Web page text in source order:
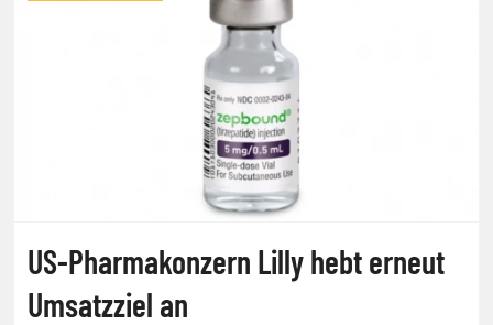
US-Pharmakonzern Lilly hebt erneut
Umsatzziel an